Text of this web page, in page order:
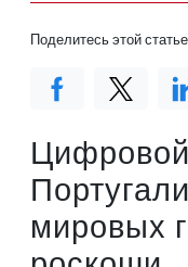
мировых
Поделитесь этой